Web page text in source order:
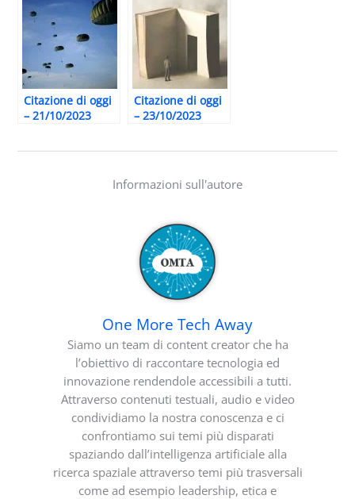
Citazione di oggi
– 21/10/2023
Citazione di oggi
– 23/10/2023
Informazioni sull'autore
One More Tech Away
Siamo un team di content creator che ha
l’obiettivo di raccontare tecnologia ed
innovazione rendendole accessibili a tutti.
Attraverso contenuti testuali, audio e video
condividiamo la nostra conoscenza e ci
confrontiamo sui temi più disparati
spaziando dall’intelligenza artificiale alla
ricerca spaziale attraverso temi più trasversali
come ad esempio leadership, etica e